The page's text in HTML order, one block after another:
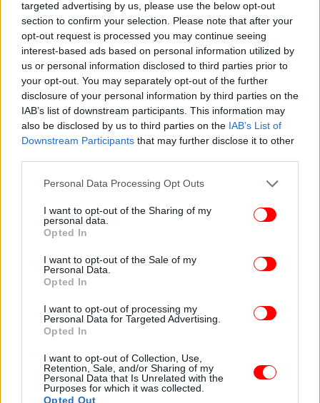
targeted advertising by us, please use the below opt-out
section to confirm your selection. Please note that after your
opt-out request is processed you may continue seeing
interest-based ads based on personal information utilized by
us or personal information disclosed to third parties prior to
your opt-out. You may separately opt-out of the further
disclosure of your personal information by third parties on the
IAB’s list of downstream participants. This information may
also be disclosed by us to third parties on the IAB’s List of
Downstream Participants that may further disclose it to other
Please note that this website/app uses one or more Google
not limited to your visit or usage behaviour. You may click to
grant or deny consent to Google and its third-party tags to
use your data for below specified purposes in below Google
consent section.
Personal Data Processing Opt Outs
I want to opt-out of the Sharing of my
personal data.
Opted In
I want to opt-out of the Sale of my
Personal Data.
Opted In
I want to opt-out of processing my
Personal Data for Targeted Advertising.
Opted In
I want to opt-out of Collection, Use,
Retention, Sale, and/or Sharing of my
Personal Data that Is Unrelated with the
Purposes for which it was collected.
Opted Out
ΟΛΕΣ ΟΙ ΕΙΔΗΣΕΙΣ
«Όχι» στην πόλωση της αντιπολίτευσης, λέει η
κυβέρνηση -Στο επίκεντρο η ακρίβεια και επιπλέον μέτρα
στήριξης
[βίντεο]
Πάνω από 50 δισ. ευρώ η παραοικονομία
-Μονόδρομος η ενίσχυση των ψηφιακών πληρωμών